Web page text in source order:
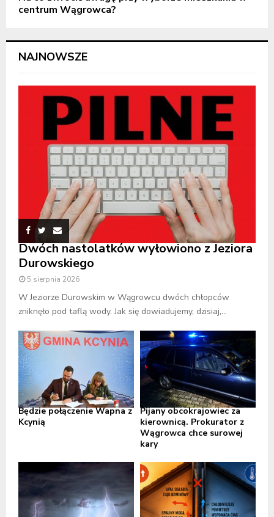
centrum Wągrowca?
NAJNOWSZE
Dwóch nastolatków wyłowiono z Jeziora
Durowskiego
5 sierpnia 2026
W Jeziorze Durowskim w Wągrowcu dwóch chłopców
zniknęło pod taflą wody. Jak się dowiadujemy, dzisiaj,...
Będzie połączenie Wapna z
Kcynią
Pijany obcokrajowiec za
kierownicą. Prokurator z
Wągrowca chce surowej
kary